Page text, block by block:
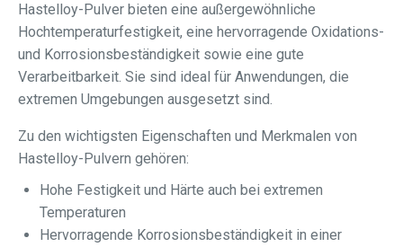
Hastelloy-Pulver bieten eine außergewöhnliche
Hochtemperaturfestigkeit, eine hervorragende Oxidations-
und Korrosionsbeständigkeit sowie eine gute
Verarbeitbarkeit. Sie sind ideal für Anwendungen, die
extremen Umgebungen ausgesetzt sind.
Zu den wichtigsten Eigenschaften und Merkmalen von
Hastelloy-Pulvern gehören:
Hohe Festigkeit und Härte auch bei extremen
Temperaturen
Hervorragende Korrosionsbeständigkeit in einer